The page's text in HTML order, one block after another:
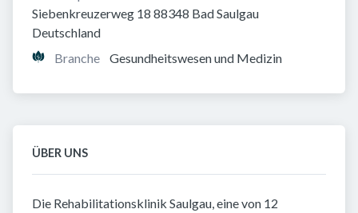
Siebenkreuzerweg 18 88348 Bad Saulgau
Deutschland
Branche
Gesundheitswesen und Medizin
ÜBER UNS
Die Rehabilitationsklinik Saulgau, eine von 12